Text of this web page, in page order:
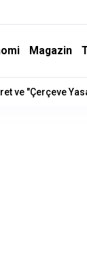
Magazin
ve "Çerçeve